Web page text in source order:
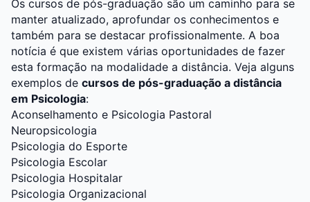
Os cursos de pós-graduação são um caminho para se
manter atualizado, aprofundar os conhecimentos e
também para se destacar profissionalmente. A boa
notícia é que existem várias oportunidades de fazer
esta formação na modalidade a distância. Veja alguns
exemplos de cursos de pós-graduação a distância
em Psicologia:
Aconselhamento e Psicologia Pastoral
Neuropsicologia
Psicologia do Esporte
Psicologia Escolar
Psicologia Hospitalar
Psicologia Organizacional